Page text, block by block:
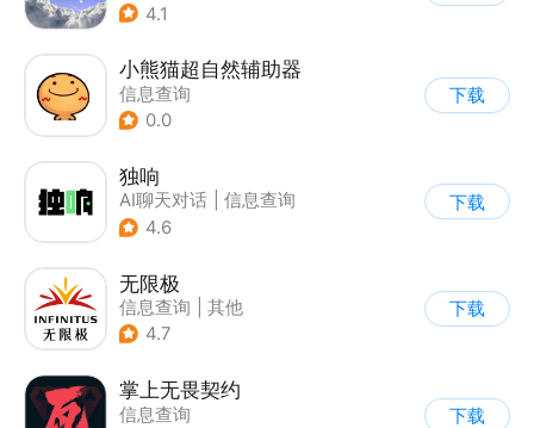
4.1
小熊猫超自然辅助器
信息查询
0.0
下载
独响
AI聊天对话
信息查询
4.6
下载
无限极
信息查询
其他
4.7
下载
掌上无畏契约
信息查询
下载